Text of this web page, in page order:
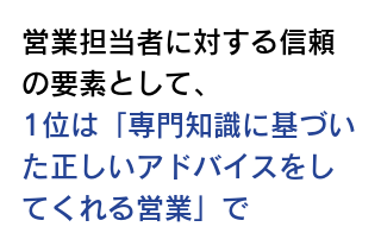
営業担当者に対する信頼
の要素として、
1位は「専門知識に基づい
た正しいアドバイスをし
てくれる営業」で